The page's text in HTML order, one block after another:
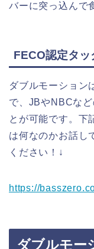
バーに突っ込んで
FECO認定タッ
ダブルモーション
で、JBやNBCな
とが可能です。下
は何なのかお話し
ください！↓
https://
ダブルモー